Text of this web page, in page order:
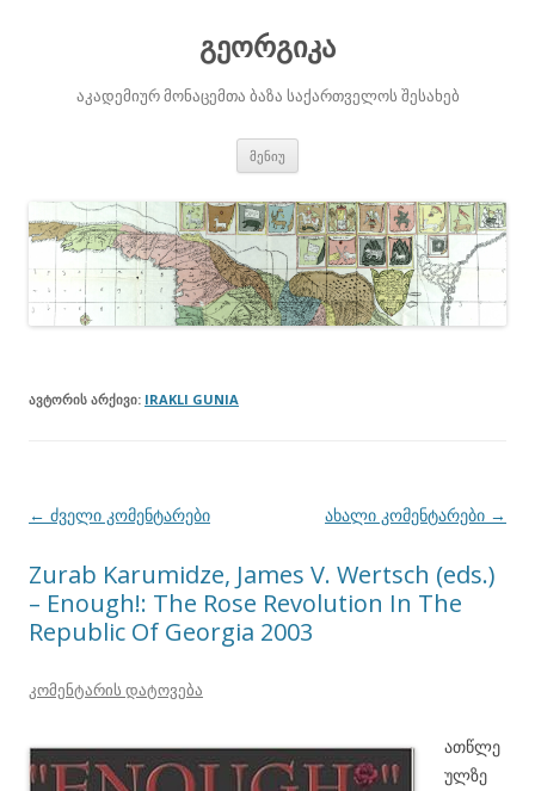
გეორგიკა
აკადემიურ მონაცემთა ბაზა საქართველოს შესახებ
მენიუ
ᲐᲕᲢᲝᲠᲘᲡ ᲐᲠᲥᲘᲕᲘ: IRAKLI GUNIA
პოსტის
← ძველი კომენტარები ახალი კომენტარები →
Zurab Karumidze, James V. Wertsch (eds.)
– Enough!: The Rose Revolution In The
Republic Of Georgia 2003
კომენტარის დატოვება
ათწლე
ულზე